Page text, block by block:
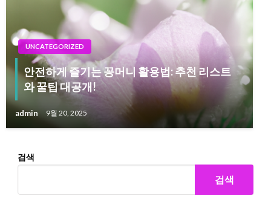
UNCATEGORIZED
안전하게 즐기는 꽁머니 활용법: 추천 리스트
와 꿀팁 대공개!
admin 9월 20, 2025
검색
검색